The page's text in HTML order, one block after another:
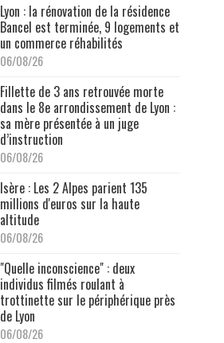
Lyon : la rénovation de la résidence
Bancel est terminée, 9 logements et
un commerce réhabilités
06/08/26
Fillette de 3 ans retrouvée morte
dans le 8e arrondissement de Lyon :
sa mère présentée à un juge
d’instruction
06/08/26
Isère : Les 2 Alpes parient 135
millions d'euros sur la haute
altitude
06/08/26
"Quelle inconscience" : deux
individus filmés roulant à
trottinette sur le périphérique près
de Lyon
06/08/26